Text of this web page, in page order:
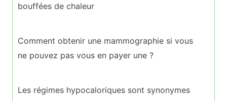
bouffées de chaleur
Comment obtenir une mammographie si vous
ne pouvez pas vous en payer une ?
Les régimes hypocaloriques sont synonymes